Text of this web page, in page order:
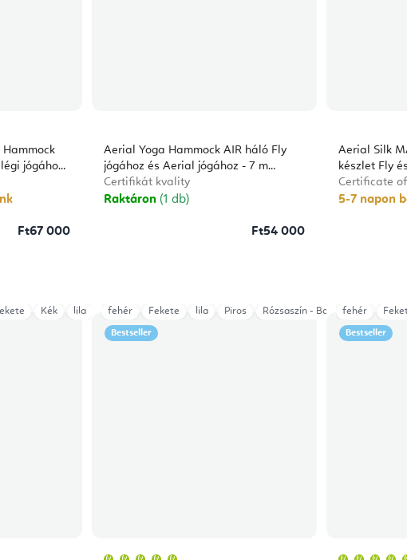
jógához
Ft67 000
Aerial Yoga Hammock AIR háló Fly
jógához és Aerial jógához - 7 m
Certifikát kvality
Raktáron (1 db)
Ft54 000
Aerial Silk
készlet Fly
Certificate
5-7 napon
Kék lila szürke Türkiz
Bestseller
fehér Fekete lila Piros Rózsaszín - Barbie Sötétkék
Bestseller
fehér